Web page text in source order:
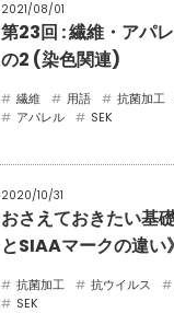
2021/08/01
第23回 : 繊維・アパ
の2 (染色関連)
繊維 用語 抗菌加工
アパレル
SEK
2020/10/31
おさえておきたい基
とSIAAマークの違い》
抗菌加工 抗ウイルス
SEK